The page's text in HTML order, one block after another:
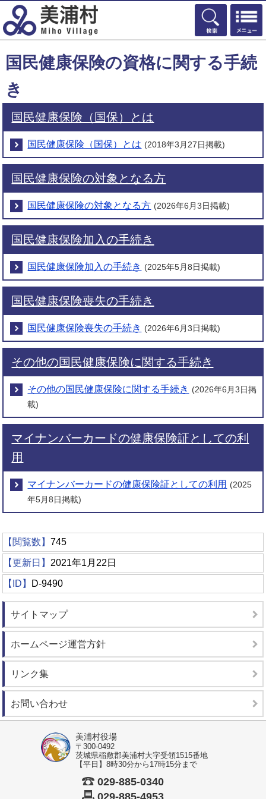
検索
国民健康保険の資格に関する手続
き
国民健康保険（国保）とは
国民健康保険（国保）とは (2018年3月27日掲載)
国民健康保険の対象となる方
国民健康保険の対象となる方 (2026年6月3日掲載)
国民健康保険加入の手続き
国民健康保険加入の手続き (2025年5月8日掲載)
国民健康保険喪失の手続き
国民健康保険喪失の手続き (2026年6月3日掲載)
その他の国民健康保険に関する手続き
その他の国民健康保険に関する手続き (2026年6月3日掲
載)
マイナンバーカードの健康保険証としての利
用
マイナンバーカードの健康保険証としての利用 (2025
年5月8日掲載)
【閲覧数】745
【更新日】 2021年1月22日
【ID】 D-9490
サイトマップ
ホームページ運営方針
リンク集
お問い合わせ
美浦村役場
〒300-0492
茨城県稲敷郡美浦村大字受領1515番地
【平日】8時30分から17時15分まで
029-885-0340
029-885-4953